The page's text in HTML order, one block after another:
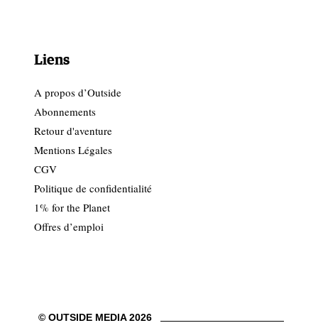
Liens
A propos d’Outside
Abonnements
Retour d'aventure
Mentions Légales
CGV
Politique de confidentialité
1% for the Planet
Offres d’emploi
© OUTSIDE MEDIA 2026